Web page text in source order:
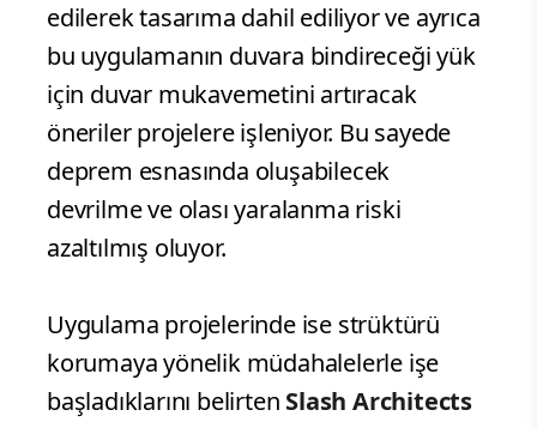
edilerek tasarıma dahil ediliyor ve ayrıca
bu uygulamanın duvara bindireceği yük
için duvar mukavemetini artıracak
öneriler projelere işleniyor. Bu sayede
deprem esnasında oluşabilecek
devrilme ve olası yaralanma riski
azaltılmış oluyor.
Uygulama projelerinde ise strüktürü
korumaya yönelik müdahalelerle işe
başladıklarını belirten Slash Architects